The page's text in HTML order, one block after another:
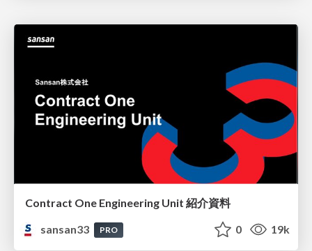
Contract One Engineering Unit 紹介資料
sansan33
PRO 0 19k